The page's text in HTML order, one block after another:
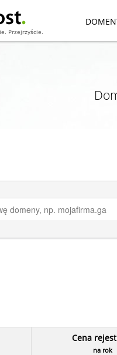
Przejrzyście.
Cena
na rok